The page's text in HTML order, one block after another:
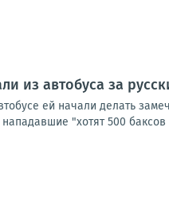
из автобуса за
ей начали делать
"хотят 500